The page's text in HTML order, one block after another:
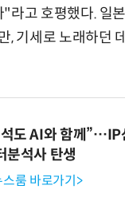
라고 호평했다. 일
, 기세로 노래하던
도 AI와 함께”…IP
분석사 탄생
스룸 바로가기>